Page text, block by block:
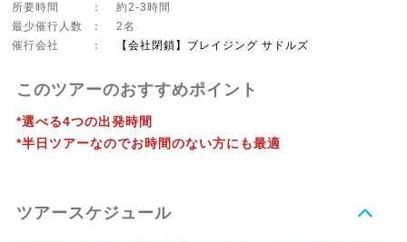
所要時間 ：
約2-3時間
最少催行人数
：
2名
催行会社
： 【会社閉鎖】ブレイジング サドルズ
このツアーのおすすめポイント
*選べる4つの出発時間
*半日ツアーなのでお時間のない方にも最適
ツアースケジュール